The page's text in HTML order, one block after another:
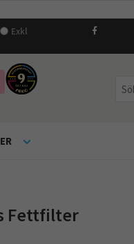
Exkl
Fettfilter